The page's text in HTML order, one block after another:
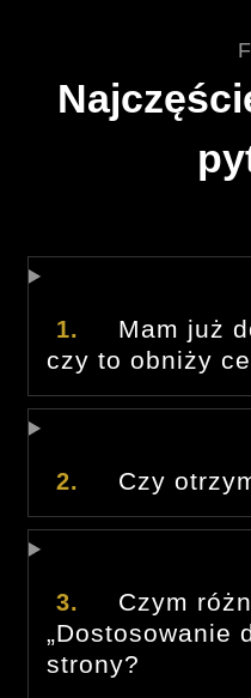
1.
Mam już
czy to obniży
2. Czy
3.
Czym
„Dostosowanie
strony?